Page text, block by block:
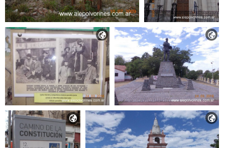
 
 